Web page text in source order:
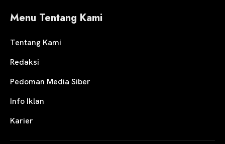
Menu Tentang Kami
Tentang Kami
Redaksi
Pedoman Media Siber
Info Iklan
Karier